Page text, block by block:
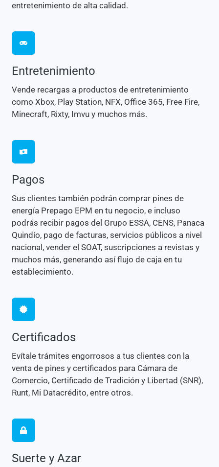
entretenimiento de alta calidad.
Entretenimiento
Vende recargas a productos de entretenimiento
como Xbox, Play Station, NFX, Office 365, Free Fire,
Minecraft, Rixty, Imvu y muchos más.
Pagos
Sus clientes también podrán comprar pines de
energía Prepago EPM en tu negocio, e incluso
podrás recibir pagos del Grupo ESSA, CENS, Panaca
Quindío, pago de facturas, servicios públicos a nivel
nacional, vender el SOAT, suscripciones a revistas y
muchos más, generando así flujo de caja en tu
establecimiento.
Certificados
Evítale trámites engorrosos a tus clientes con la
venta de pines y certificados para Cámara de
Comercio, Certificado de Tradición y Libertad (SNR),
Runt, Mi Datacrédito, entre otros.
Suerte y Azar